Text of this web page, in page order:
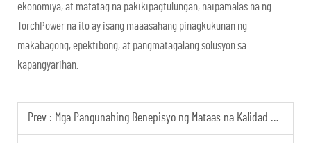
ekonomiya, at matatag na pakikipagtulungan, naipamalas na ng
TorchPower na ito ay isang maaasahang pinagkukunan ng
makabagong, epektibong, at pangmatagalang solusyon sa
kapangyarihan.
Prev : Mga Pangunahing Benepisyo ng Mataas na Kalidad na Diesel Generator para sa Paggamit sa Industriya